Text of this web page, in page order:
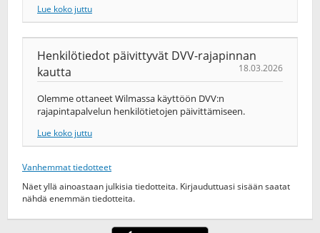
Lue koko juttu
Henkilötiedot päivittyvät DVV-rajapinnan
kautta
18.03.2026
Olemme ottaneet Wilmassa käyttöön DVV:n
rajapintapalvelun henkilötietojen päivittämiseen.
Lue koko juttu
Vanhemmat tiedotteet
Näet yllä ainoastaan julkisia tiedotteita. Kirjauduttuasi sisään saatat
nähdä enemmän tiedotteita.